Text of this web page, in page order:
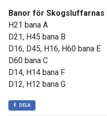
Banor för Skogsluffarnas
H21 bana A
D21, H45 bana B
D16, D45, H16, H60 bana E
D60 bana C
D14, H14 bana F
D12, H12 bana G
DELA